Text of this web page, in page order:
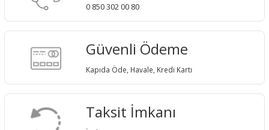
0 850 302 00 80
Güvenli Ödeme
Kapıda Öde, Havale, Kredi Kartı
Taksit İmkanı